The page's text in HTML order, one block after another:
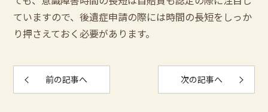
ていますので、後遺症申請の際には時間の長短をしっか
り押さえておく必要があります。
前の記事へ 次の記事へ